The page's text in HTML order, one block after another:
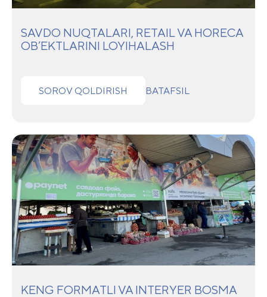
SAVDO NUQTALARI, RETAIL VA HORECA
OB’EKTLARINI LOYIHALASH
SOROV QOLDIRISH BATAFSIL
KENG FORMATLI VA INTERYER BOSMA